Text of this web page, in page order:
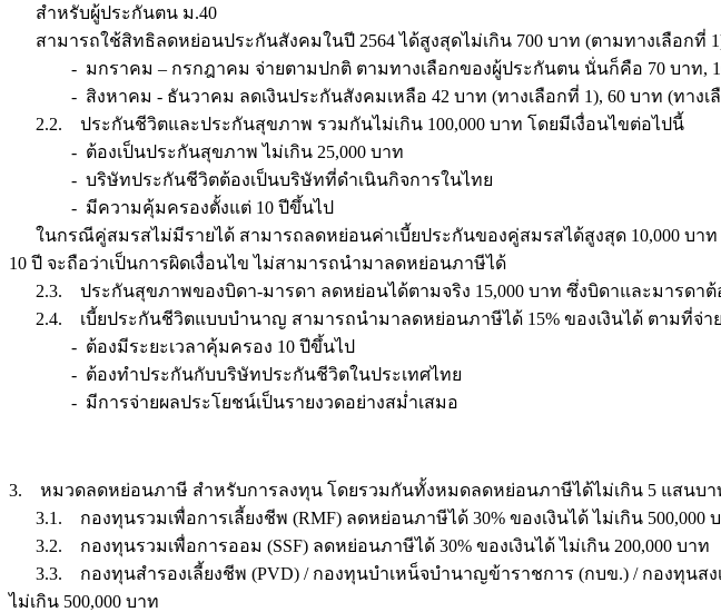
สำหรับผู้ประกันตน ม.40
สามารถใช้สิทธิลดหย่อนประกันสังคมในปี 2564 ได้สูงสุดไม่เกิน 700 บาท (ตามทางเลือกที่
- มกราคม – กรกฎาคม จ่ายตามปกติ ตามทางเลือกของผู้ประกันตน นั่นก็คือ 70 บาท,
- สิงหาคม - ธันวาคม ลดเงินประกันสังคมเหลือ 42 บาท (ทางเลือกที่ 1), 60 บาท (ทางเลื
2.2. ประกันชีวิตและประกันสุขภาพ รวมกันไม่เกิน 100,000 บาท โดยมีเงื่อนไขต่อไปนี้
- ต้องเป็นประกันสุขภาพ ไม่เกิน 25,000 บาท
- บริษัทประกันชีวิตต้องเป็นบริษัทที่ดำเนินกิจการในไทย
- มีความคุ้มครองตั้งแต่ 10 ปีขึ้นไป
ในกรณีคู่สมรสไม่มีรายได้ สามารถลดหย่อนค่าเบี้ยประกันของคู่สมรสได้สูงสุด 10,000 บา
10 ปี จะถือว่าเป็นการผิดเงื่อนไข ไม่สามารถนำมาลดหย่อนภาษีได้
2.3. ประกันสุขภาพของบิดา-มารดา ลดหย่อนได้ตามจริง 15,000 บาท ซึ่งบิดาและมารดาต้อ
2.4. เบี้ยประกันชีวิตแบบบำนาญ สามารถนำมาลดหย่อนภาษีได้ 15% ของเงินได้ ตามที่จ่าย
- ต้องมีระยะเวลาคุ้มครอง 10 ปีขึ้นไป
- ต้องทำประกันกับบริษัทประกันชีวิตในประเทศไทย
- มีการจ่ายผลประโยชน์เป็นรายงวดอย่างสม่ำเสมอ
3. หมวดลดหย่อนภาษี สำหรับการลงทุน โดยรวมกันทั้งหมดลดหย่อนภาษีได้ไม่เกิน 5 แสนบา
3.1. กองทุนรวมเพื่อการเลี้ยงชีพ (RMF) ลดหย่อนภาษีได้ 30% ของเงินได้ ไม่เกิน 500,000
3.2. กองทุนรวมเพื่อการออม (SSF) ลดหย่อนภาษีได้ 30% ของเงินได้ ไม่เกิน 200,000 บาท
3.3. กองทุนสำรองเลี้ยงชีพ (PVD) / กองทุนบำเหน็จบำนาญข้าราชการ (กบข.) / กองทุนสง
ไม่เกิน 500,000 บาท